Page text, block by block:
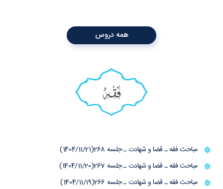
همه دروس
فقه
مباحث فقه ـ قضا و شهادت ـ جلسه 268(1404/11/21)
مباحث فقه ـ قضا و شهادت ـ جلسه 267(1404/11/20)
مباحث فقه ـ قضا و شهادت ـ جلسه 266(1404/11/19)